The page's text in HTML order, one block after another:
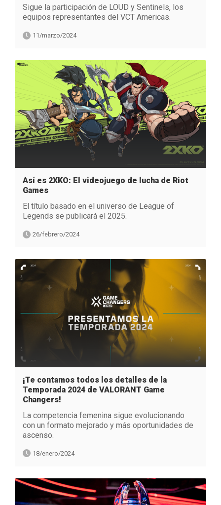
Sigue la participación de LOUD y Sentinels, los
equipos representantes del VCT Americas.
11/marzo/2024
Así es 2XKO: El videojuego de lucha de Riot
Games
El título basado en el universo de League of
Legends se publicará el 2025.
26/febrero/2024
¡Te contamos todos los detalles de la
Temporada 2024 de VALORANT Game
Changers!
La competencia femenina sigue evolucionando
con un formato mejorado y más oportunidades de
ascenso.
18/enero/2024